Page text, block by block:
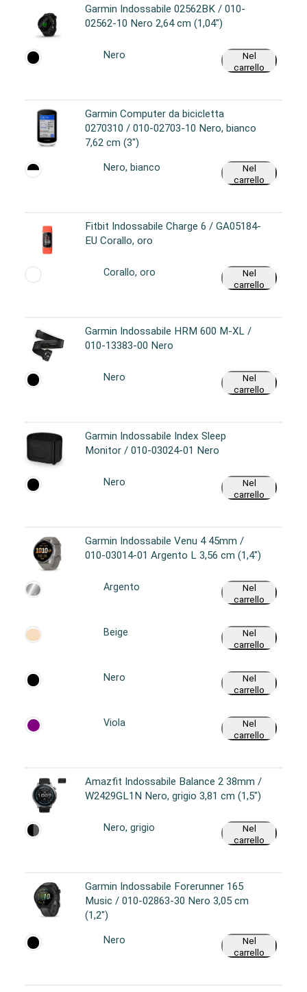
Garmin Indossabile 02562BK / 010-
02562-10 Nero 2,64 cm (1,04")
Nero
Nel
carrello
Garmin Computer da bicicletta
0270310 / 010-02703-10 Nero, bianco
7,62 cm (3")
Nero, bianco
Nel
carrello
Fitbit Indossabile Charge 6 / GA05184-
EU Corallo, oro
Corallo, oro
Nel
carrello
Garmin Indossabile HRM 600 M-XL /
010-13383-00 Nero
Nero
Nel
carrello
Garmin Indossabile Index Sleep
Monitor / 010-03024-01 Nero
Nero
Nel
carrello
Garmin Indossabile Venu 4 45mm /
010-03014-01 Argento L 3,56 cm (1,4")
Argento
Nel
carrello
Beige
Nel
carrello
Nero
Nel
carrello
Viola
Nel
carrello
Amazfit Indossabile Balance 2 38mm /
W2429GL1N Nero, grigio 3,81 cm (1,5")
Nero, grigio
Nel
carrello
Garmin Indossabile Forerunner 165
Music / 010-02863-30 Nero 3,05 cm
(1,2")
Nero
Nel
carrello